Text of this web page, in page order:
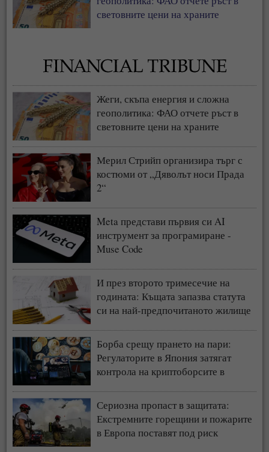
световните цени на храните
Жеги, скъпа енергия и сложна
геополитика: ФАО отчете ръст в
световните цени на храните
Мерил Стрийп организира търг с
костюми от „Дяволът носи Прада
2“
Meta представи първия си AI
инструмент за програмиране -
Muse Code
И през второто тримесечие на
годината: Къщата запазва статута
си на най-предпочитаното жилище
Борба срещу прането на пари:
Регулаторите в Япония затягат
контрола на криптоборсите в
Сериозна пропаст в защитата:
Екстремните горещини и пожарите
в Европа поставят под риск